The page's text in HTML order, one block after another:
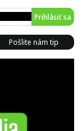
Prihlásiť sa
Pošlite nám tip